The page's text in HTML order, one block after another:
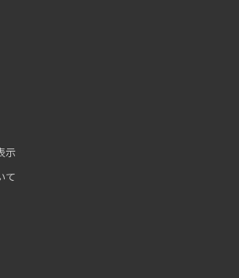
示
て